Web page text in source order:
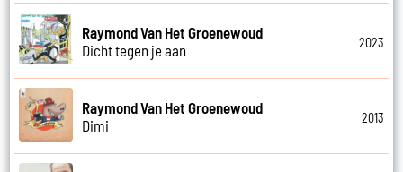
Raymond Van Het Groenewoud
Dicht tegen je aan
2023
Raymond Van Het Groenewoud
Dimi
2013